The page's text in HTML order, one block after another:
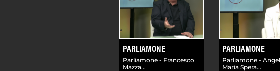
PARLIAMONE
Parliamone - Francesco
Mazza...
PARLIAMONE
Parliamone -
Maria Spera...